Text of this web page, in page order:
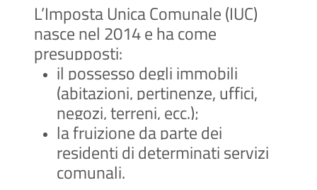
L’Imposta Unica Comunale (IUC)
nasce nel 2014 e ha come
presupposti:
il possesso degli immobili
(abitazioni, pertinenze, uffici,
negozi, terreni, ecc.);
la fruizione da parte dei
residenti di determinati servizi
comunali.